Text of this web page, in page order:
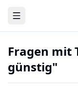
Zum Hauptinhalt
Fragen mit
günstig"